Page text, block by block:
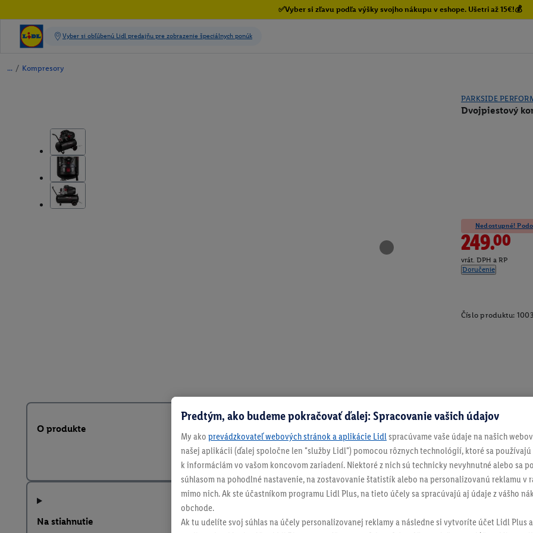
✅Vyber si zľavu podľa výšky svojho nákupu v eshope. Ušetri až 15€!💰
/ Kompresory
PARKSIDE
Dvojpiestový
Nedostupné!
249.00
vrát. DPH a RP
Doručenie
Číslo produktu:
O produkte
Na stiahnutie
Predtým, ako budeme pokračovať ďalej: Spracovanie vašich údajov
My ako prevádzkovateľ webových stránok a aplikácie Lidl spracúvame vaše údaje na našich
našej aplikácii (ďalej spoločne len "služby Lidl") pomocou rôznych technológií, ktoré sa
k informáciám vo vašom koncovom zariadení. Niektoré z nich sú technicky nevyhnutné alebo sa
súhlasom na pohodlné nastavenie, na zostavovanie štatistík alebo na personalizovanú reklamu v
mimo nich. Ak ste účastníkom programu Lidl Plus, na tieto účely sa spracúvajú aj údaje z vášho
obchode.
Ak tu udelíte svoj súhlas na účely personalizovanej reklamy a následne si vytvoríte účet Lidl Plus